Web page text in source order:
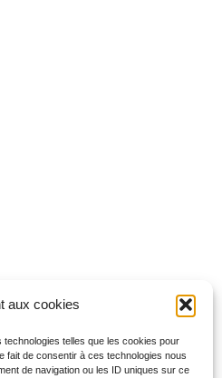
aux cookies
telles que les cookies pour
fait de consentir à ces technologies nous
de navigation ou les ID uniques sur ce